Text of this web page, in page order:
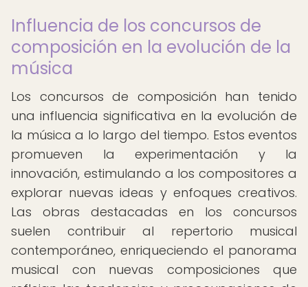
Influencia de los concursos de
composición en la evolución de la
música
Los concursos de composición han tenido
una influencia significativa en la evolución de
la música a lo largo del tiempo. Estos eventos
promueven la experimentación y la
innovación, estimulando a los compositores a
explorar nuevas ideas y enfoques creativos.
Las obras destacadas en los concursos
suelen contribuir al repertorio musical
contemporáneo, enriqueciendo el panorama
musical con nuevas composiciones que